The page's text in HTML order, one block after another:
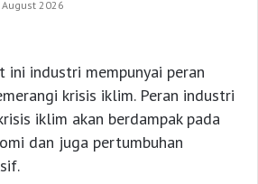
August 2026
ini industri mempunyai peran
krisis iklim. Peran industri
iklim akan berdampak pada
dan juga pertumbuhan